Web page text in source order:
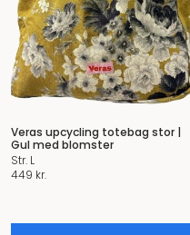
Veras upcycling totebag stor |
Gul med blomster
Str. L
449 kr.